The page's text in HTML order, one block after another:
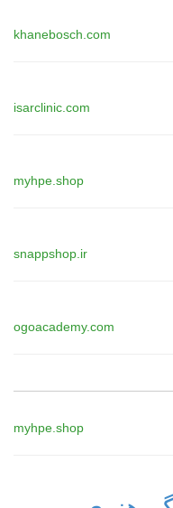
khanebosch.com
isarclinic.com
myhpe.shop
snappshop.ir
ogoacademy.com
myhpe.shop